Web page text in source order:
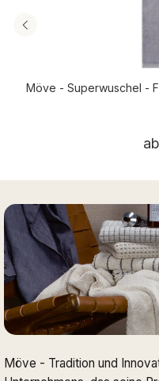
Möve - Superwuschel -
ab
Möve - Tradition und